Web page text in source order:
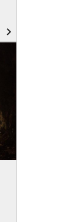
navigate_next